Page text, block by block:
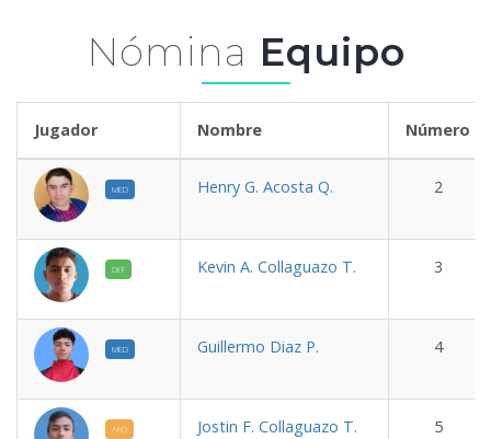
Nómina Equipo
Jugador Nombre Número
MED Henry G. Acosta Q. 2
DEF Kevin A. Collaguazo T. 3
MED Guillermo Diaz P. 4
ARQ Jostin F. Collaguazo T. 5